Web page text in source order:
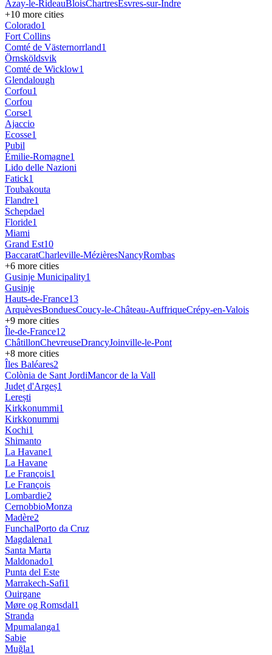
Azay-le-RideauBloisChartresEsvres-sur-Indre
+10 more cities
Colorado1
Fort Collins
Comté de Västernorrland1
Örnsköldsvik
Comté de Wicklow1
Glendalough
Corfou1
Corfou
Corse1
Ajaccio
Ecosse1
Pubil
Émilie-Romagne1
Lido delle Nazioni
Fatick1
Toubakouta
Flandre1
Schepdael
Floride1
Miami
Grand Est10
BaccaratCharleville-MézièresNancyRombas
+6 more cities
Gusinje Municipality1
Gusinje
Hauts-de-France13
ArquèvesBonduesCoucy-le-Château-AuffriqueCrépy-en-Valois
+9 more cities
Île-de-France12
ChâtillonChevreuseDrancyJoinville-le-Pont
+8 more cities
Îles Baléares2
Colònia de Sant JordiMancor de la Vall
Județ d'Argeș1
Lerești
Kirkkonummi1
Kirkkonummi
Kochi1
Shimanto
La Havane1
La Havane
Le François1
Le François
Lombardie2
CernobbioMonza
Madère2
FunchalPorto da Cruz
Magdalena1
Santa Marta
Maldonado1
Punta del Este
Marrakech-Safi1
Ouirgane
Møre og Romsdal1
Stranda
Mpumalanga1
Sabie
Muğla1